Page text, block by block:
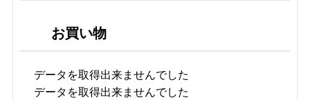
お買い物
データを取得出来ませんでした
データを取得出来ませんでした